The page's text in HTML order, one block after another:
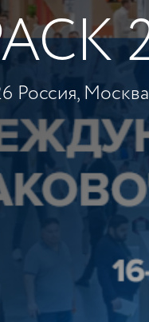
Россия,